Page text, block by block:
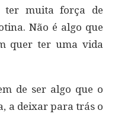
ter muita força de
Não é algo que
quer ter uma vida
de ser algo que o
a deixar para trás o